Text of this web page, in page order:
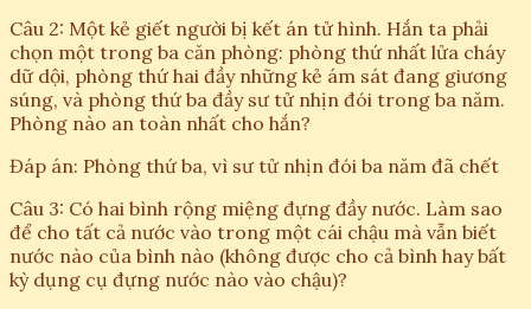
Câu 2: Một kẻ giết người bị kết án tử hình. Hắn ta phải
chọn một trong ba căn phòng: phòng thứ nhất lửa cháy
dữ dội, phòng thứ hai đầy những kẻ ám sát đang giương
súng, và phòng thứ ba đầy sư tử nhịn đói trong ba năm.
Phòng nào an toàn nhất cho hắn?
Đáp án: Phòng thứ ba, vì sư tử nhịn đói ba năm đã chết
Câu 3: Có hai bình rộng miệng đựng đầy nước. Làm sao
để cho tất cả nước vào trong một cái chậu mà vẫn biết
nước nào của bình nào (không được cho cả bình hay bất
kỳ dụng cụ đựng nước nào vào chậu)?